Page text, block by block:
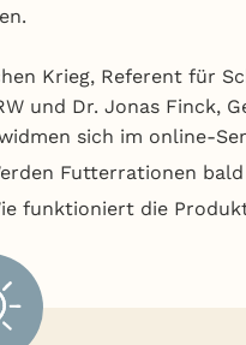
Krieg, Referent für
und Dr. Jonas Finck,
sich im online-
Futterrationen
funktioniert die